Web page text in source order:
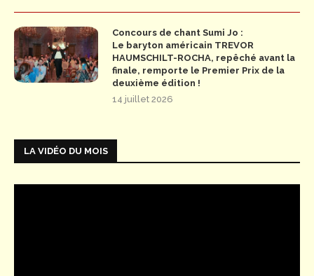
Concours de chant Sumi Jo :
Le baryton américain TREVOR
HAUMSCHILT-ROCHA, repêché avant la
finale, remporte le Premier Prix de la
deuxième édition !
14 juillet 2026
LA VIDÉO DU MOIS